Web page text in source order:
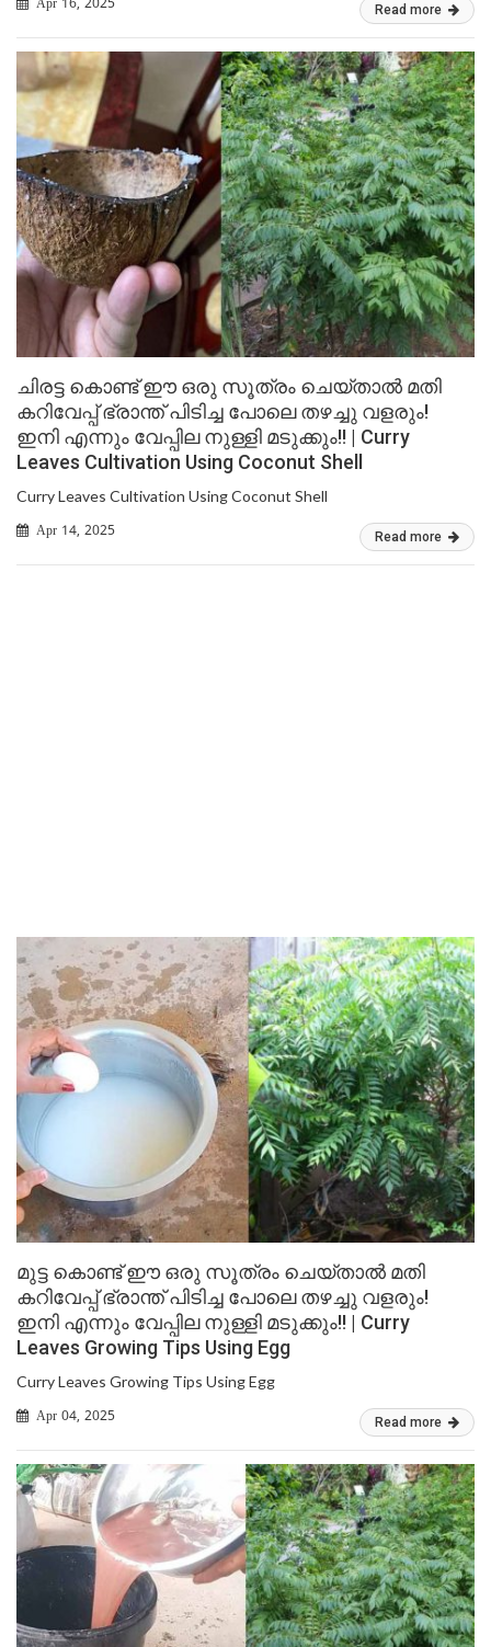
Apr 16, 2025 Read more
ചിരട്ട കൊണ്ട് ഈ ഒരു സൂത്രം ചെയ്താൽ മതി
കറിവേപ്പ് ഭ്രാന്ത് പിടിച്ച പോലെ തഴച്ചു വളരും!
ഇനി എന്നും വേപ്പില നുള്ളി മടുക്കും!! | Curry
Leaves Cultivation Using Coconut Shell
Curry Leaves Cultivation Using Coconut Shell
Apr 14, 2025 Read more
മുട്ട കൊണ്ട് ഈ ഒരു സൂത്രം ചെയ്താൽ മതി
കറിവേപ്പ് ഭ്രാന്ത് പിടിച്ച പോലെ തഴച്ചു വളരും!
ഇനി എന്നും വേപ്പില നുള്ളി മടുക്കും!! | Curry
Leaves Growing Tips Using Egg
Curry Leaves Growing Tips Using Egg
Apr 04, 2025 Read more